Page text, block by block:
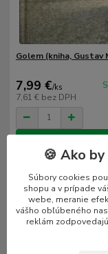
Golem (kniha, Gustav
7,99 €/ks
7,61 € bez DPH
🍪 Ako
Súbory cookies
shopu a v prípade
webe, meranie
vášho obľúbeného
reklám